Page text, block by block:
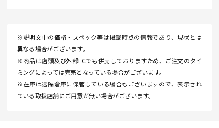
※説明文中の価格・スペック等は掲載時点の情報であり、現状とは
異なる場合がございます。
※商品は店頭及び外部ECでも併売しておりますため、ご注文のタイ
ミングによっては完売となっている場合がございます。
※在庫は遠隔倉庫に保管している場合もございますので、表示され
ている取扱店舗にご用意が無い場合がございます。